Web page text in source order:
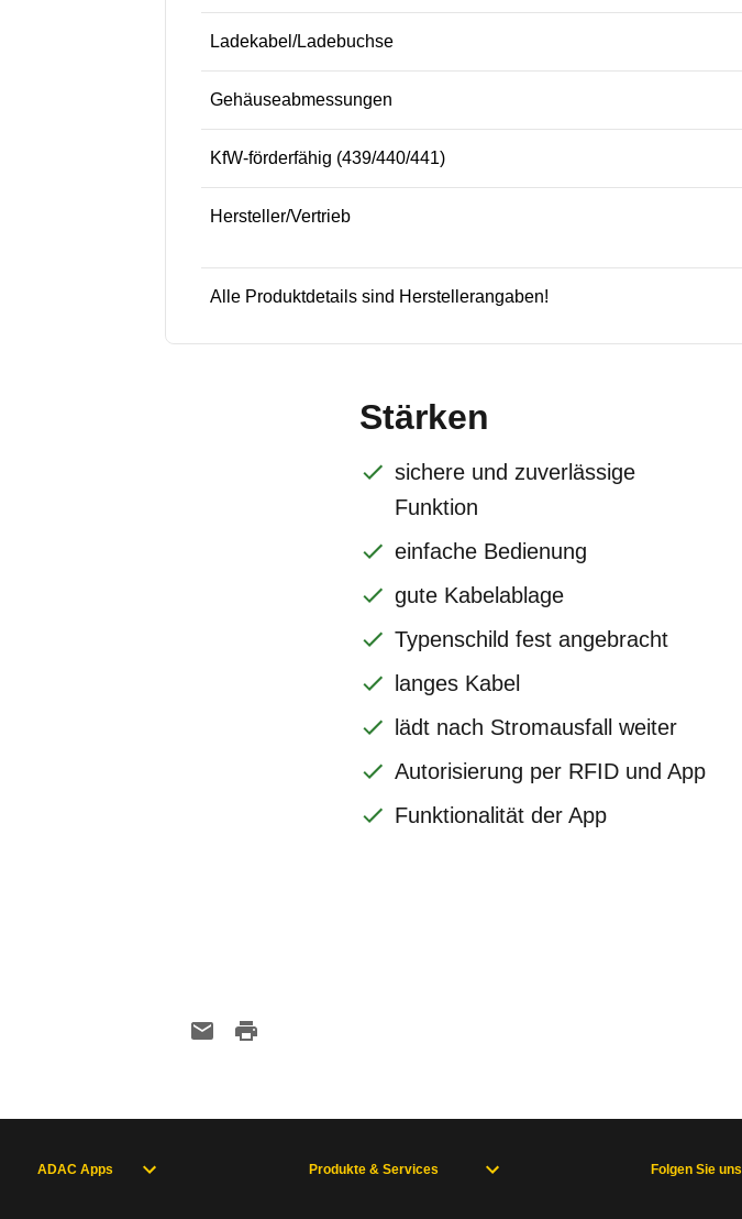
Ladekabel/Ladebuchse
Gehäuseabmessungen
KfW-förderfähig (439/440/441)
Hersteller/Vertrieb
Alle Produktdetails sind Herstellerangaben!
Stärken
sichere und zuverlässige
Funktion
einfache Bedienung
gute Kabelablage
Typenschild fest angebracht
langes Kabel
lädt nach Stromausfall weiter
Autorisierung per RFID und App
Funktionalität der App
ADAC Apps Produkte & Services Folgen Sie uns